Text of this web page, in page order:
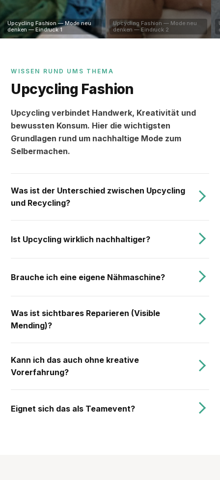
Upcycling Fashion — Mode neu
denken — Eindruck 1
Upcycling Fashion — Mode neu
denken — Eindruck 2
WISSEN RUND UMS THEMA
Upcycling Fashion
Upcycling verbindet Handwerk, Kreativität und
bewussten Konsum. Hier die wichtigsten
Grundlagen rund um nachhaltige Mode zum
Selbermachen.
Was ist der Unterschied zwischen Upcycling
und Recycling?
Ist Upcycling wirklich nachhaltiger?
Brauche ich eine eigene Nähmaschine?
Was ist sichtbares Reparieren (Visible
Mending)?
Kann ich das auch ohne kreative
Vorerfahrung?
Eignet sich das als Teamevent?